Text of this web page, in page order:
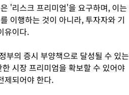
'리스크 프리미엄'을 요구하며, 이는
이행하는 것이 아니라, 투자자와 기
유이다.
부의 증시 부양책으로 달성될 수 있는
시장 프리미엄을 확보할 수 있어야
제되어야 한다.